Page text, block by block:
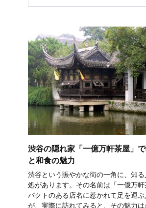
渋谷の隠れ家「一億万軒茶屋」
と和食の魅力
渋谷という賑やかな街の一角に、知
処があります。その名前は「一億万
パクトのある店名に惹かれて足を運
が、実際に訪れてみると、その魅力